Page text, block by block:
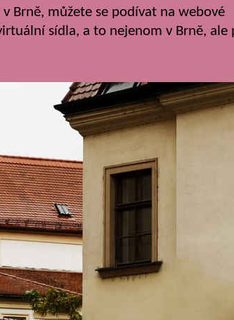
Brně, můžete se podívat na webové
sídla, a to nejenom v Brně, ale